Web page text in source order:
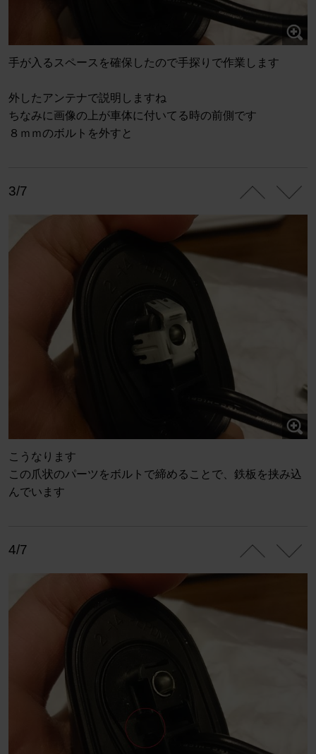
手が入るスペースを確保したので手探りで作業します
外したアンテナで説明しますね
ちなみに画像の上が車体に付いてる時の前側です
８ｍｍのボルトを外すと
3/7
こうなります
この爪状のパーツをボルトで締めることで、鉄板を挟み込
んでいます
4/7